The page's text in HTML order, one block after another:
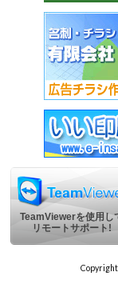
TeamViewerを使用し
リモートサポート!